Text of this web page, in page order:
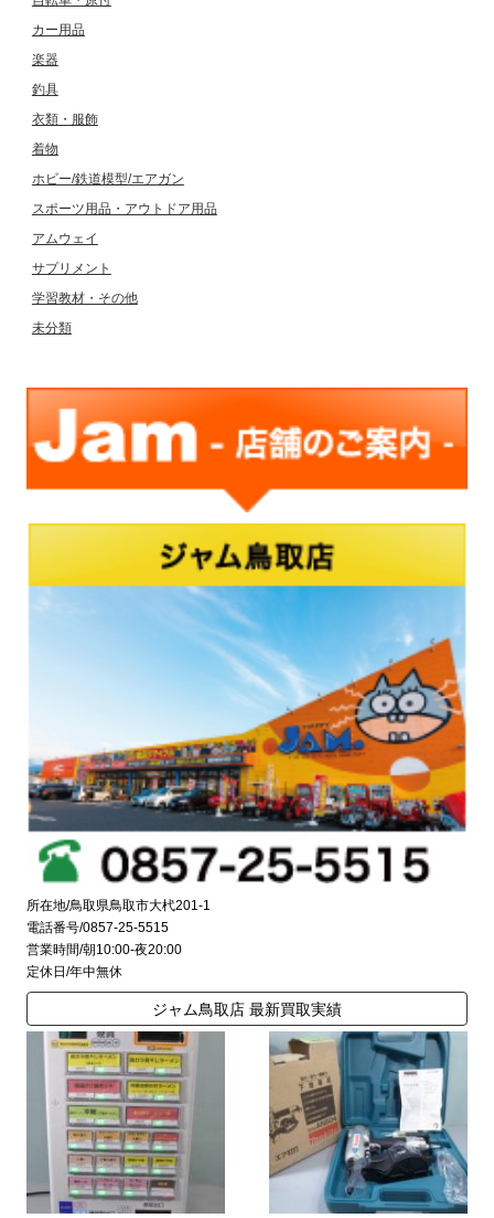
カー用品
楽器
釣具
衣類・服飾
着物
ホビー/鉄道模型/エアガン
スポーツ用品・アウトドア用品
アムウェイ
サプリメント
学習教材・その他
未分類
所在地/鳥取県鳥取市大杙201-1
電話番号/0857-25-5515
営業時間/朝10:00-夜20:00
定休日/年中無休
ジャム鳥取店 最新買取実績